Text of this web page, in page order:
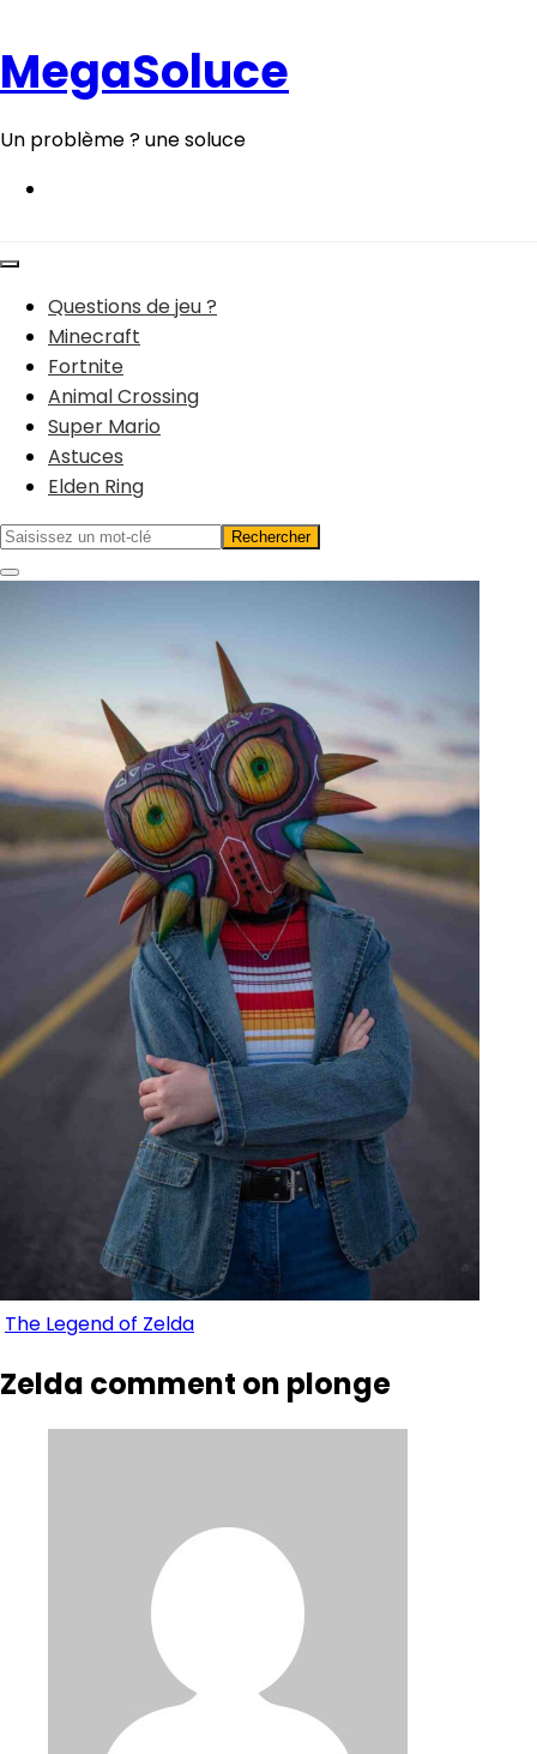
contenu
MegaSoluce
Un problème ? une soluce
Questions de jeu ?
Minecraft
Fortnite
Animal Crossing
Super Mario
Astuces
Elden Ring
The Legend of Zelda
Zelda comment on plonge